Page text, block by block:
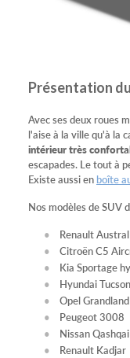
Présentation
Avec ses deux roues
l'aise à la ville qu'à la
intérieur très
escapades. Le tout à
Existe aussi en boîte
Nos modèles de SUV
Renault Austral
Citroën C5
Kia Sportage
Hyundai Tucson
Opel Grandland
Peugeot 3008
Nissan
Renault Kadjar